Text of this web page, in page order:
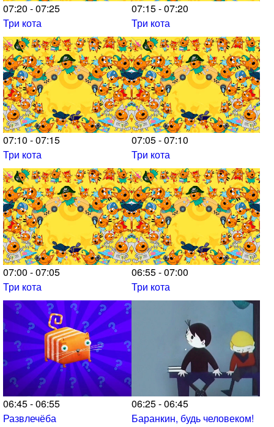
07:20 - 07:25
Три кота
07:15 - 07:20
Три кота
07:10 - 07:15
Три кота
07:05 - 07:10
Три кота
07:00 - 07:05
Три кота
06:55 - 07:00
Три кота
06:45 - 06:55
Развлечёба
06:25 - 06:45
Баранкин, будь человеком!